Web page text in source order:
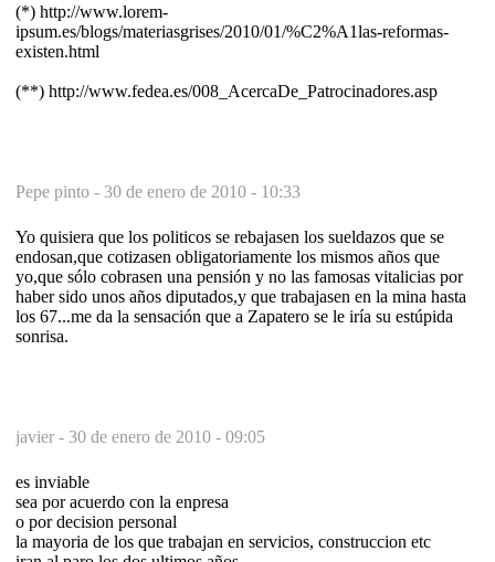
(*) http://www.lorem-
ipsum.es/blogs/materiasgrises/2010/01/%C2%A1las-reformas-
existen.html
(**) http://www.fedea.es/008_AcercaDe_Patrocinadores.asp
Pepe pinto - 30 de enero de 2010 - 10:33
Yo quisiera que los politicos se rebajasen los sueldazos que se
endosan,que cotizasen obligatoriamente los mismos años que
yo,que sólo cobrasen una pensión y no las famosas vitalicias por
haber sido unos años diputados,y que trabajasen en la mina hasta
los 67...me da la sensación que a Zapatero se le iría su estúpida
sonrisa.
javier - 30 de enero de 2010 - 09:05
es inviable
sea por acuerdo con la enpresa
o por decision personal
la mayoria de los que trabajan en servicios, construccion etc